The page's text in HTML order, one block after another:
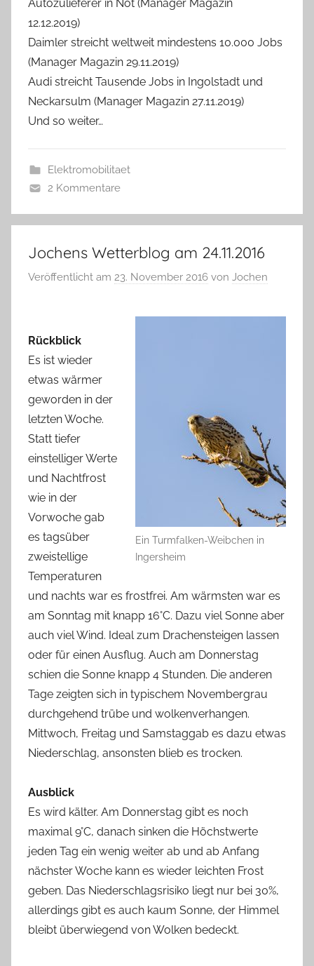
Autozulieferer in Not (Manager Magazin
12.12.2019)
Daimler streicht weltweit mindestens 10.000 Jobs
(Manager Magazin 29.11.2019)
Audi streicht Tausende Jobs in Ingolstadt und
Neckarsulm (Manager Magazin 27.11.2019)
Und so weiter…
Elektromobilitaet
2 Kommentare
Jochens Wetterblog am 24.11.2016
Veröffentlicht am 23. November 2016 von Jochen
Ein Turmfalken-Weibchen in
Ingersheim
Rückblick
Es ist wieder
etwas wärmer
geworden in der
letzten Woche.
Statt tiefer
einstelliger Werte
und Nachtfrost
wie in der
Vorwoche gab
es tagsüber
zweistellige
Temperaturen
und nachts war es frostfrei. Am wärmsten war es
am Sonntag mit knapp 16°C. Dazu viel Sonne aber
auch viel Wind. Ideal zum Drachensteigen lassen
oder für einen Ausflug. Auch am Donnerstag
schien die Sonne knapp 4 Stunden. Die anderen
Tage zeigten sich in typischem Novembergrau
durchgehend trübe und wolkenverhangen.
Mittwoch, Freitag und Samstaggab es dazu etwas
Niederschlag, ansonsten blieb es trocken.
Ausblick
Es wird kälter. Am Donnerstag gibt es noch
maximal 9°C, danach sinken die Höchstwerte
jeden Tag ein wenig weiter ab und ab Anfang
nächster Woche kann es wieder leichten Frost
geben. Das Niederschlagsrisiko liegt nur bei 30%,
allerdings gibt es auch kaum Sonne, der Himmel
bleibt überwiegend von Wolken bedeckt.